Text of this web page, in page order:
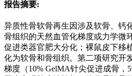
报告摘要:
异质性骨软骨再生因涉及软骨、钙
骨组织的天然血管化梯度或力学微
促进类器官肥大分化；裸鼠皮下移
化为软骨和骨组织。第二项研究开
梯度（10% GelMA针尖促进成骨